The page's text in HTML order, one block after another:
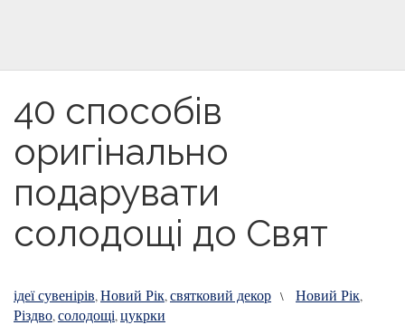
40 способів
оригінально
подарувати
солодощі до Свят
ідеї сувенірів,Новий Рік,святковий декор \ Новий Рік,
Різдво,солодощі,цукрки